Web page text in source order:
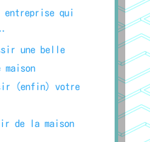
entreprise qui
une belle
(enfin) votre
de la maison